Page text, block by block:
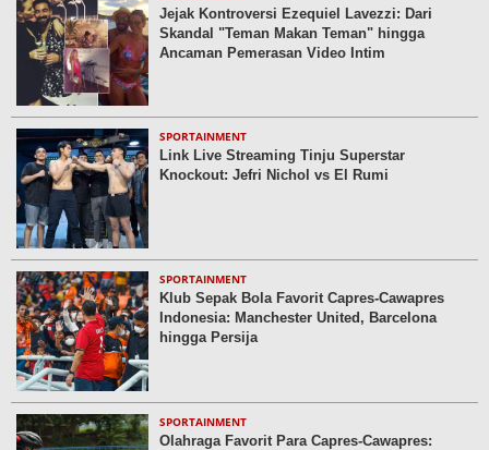
Jejak Kontroversi Ezequiel Lavezzi: Dari
Skandal "Teman Makan Teman" hingga
Ancaman Pemerasan Video Intim
SPORTAINMENT
Link Live Streaming Tinju Superstar
Knockout: Jefri Nichol vs El Rumi
SPORTAINMENT
Klub Sepak Bola Favorit Capres-Cawapres
Indonesia: Manchester United, Barcelona
hingga Persija
SPORTAINMENT
Olahraga Favorit Para Capres-Cawapres: